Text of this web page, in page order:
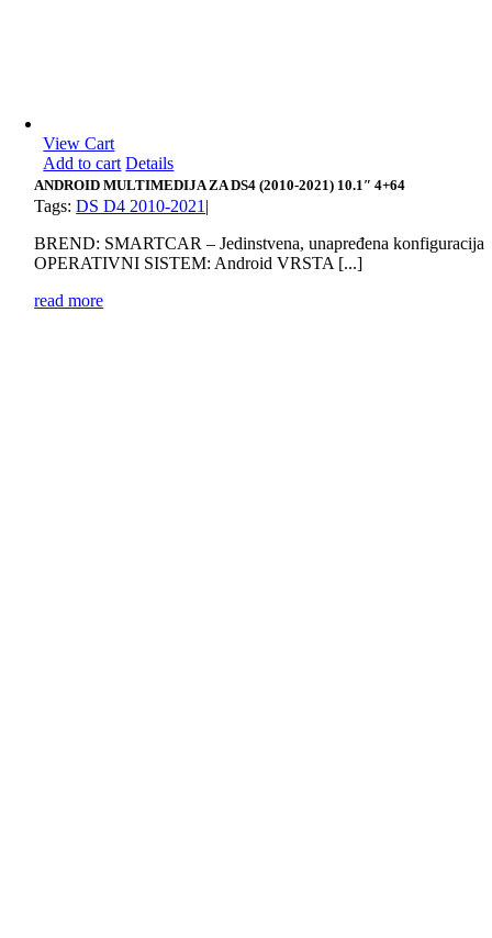
View Cart
Add to cart Details
ANDROID MULTIMEDIJA ZA DS4 (2010-2021) 10.1″ 4+64
Tags:DS D4 2010-2021 |
BREND: SMARTCAR – Jedinstvena, unapređena konfiguracija
OPERATIVNI SISTEM: Android VRSTA [...]
read more